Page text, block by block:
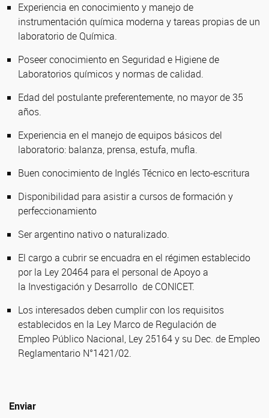
Experiencia en conocimiento y manejo de
instrumentación química moderna y tareas propias de un
laboratorio de Química.
Poseer conocimiento en Seguridad e Higiene de
Laboratorios químicos y normas de calidad.
Edad del postulante preferentemente, no mayor de 35
años.
Experiencia en el manejo de equipos básicos del
laboratorio: balanza, prensa, estufa, mufla.
Buen conocimiento de Inglés Técnico en lecto-escritura
Disponibilidad para asistir a cursos de formación y
perfeccionamiento
Ser argentino nativo o naturalizado.
El cargo a cubrir se encuadra en el régimen establecido
por la Ley 20464 para el personal de Apoyo a
la Investigación y Desarrollo de CONICET.
Los interesados deben cumplir con los requisitos
establecidos en la Ley Marco de Regulación de
Empleo Público Nacional, Ley 25164 y su Dec. de Empleo
Reglamentario N°1421/02.
Enviar